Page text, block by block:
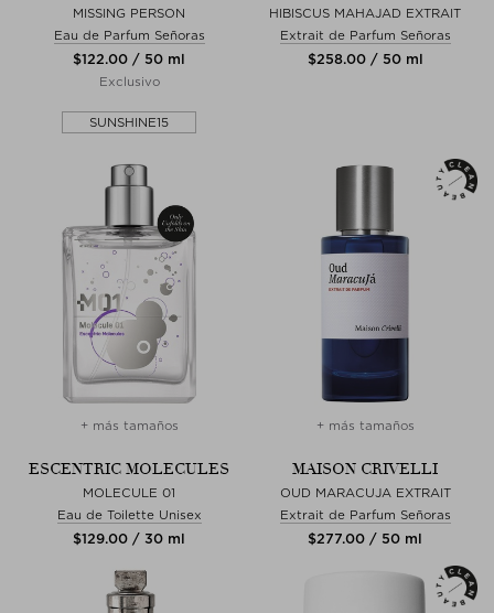
MISSING PERSON
Eau de Parfum Señoras
$‌122.00 / 50 ml
Exclusivo
SUNSHINE15
HIBISCUS MAHAJAD EXTRAIT
Extrait de Parfum Señoras
$‌258.00 / 50 ml
+ más tamaños
ESCENTRIC MOLECULES
MOLECULE 01
Eau de Toilette Unisex
$‌129.00 / 30 ml
+ más tamaños
MAISON CRIVELLI
OUD MARACUJA EXTRAIT
Extrait de Parfum Señoras
$‌277.00 / 50 ml